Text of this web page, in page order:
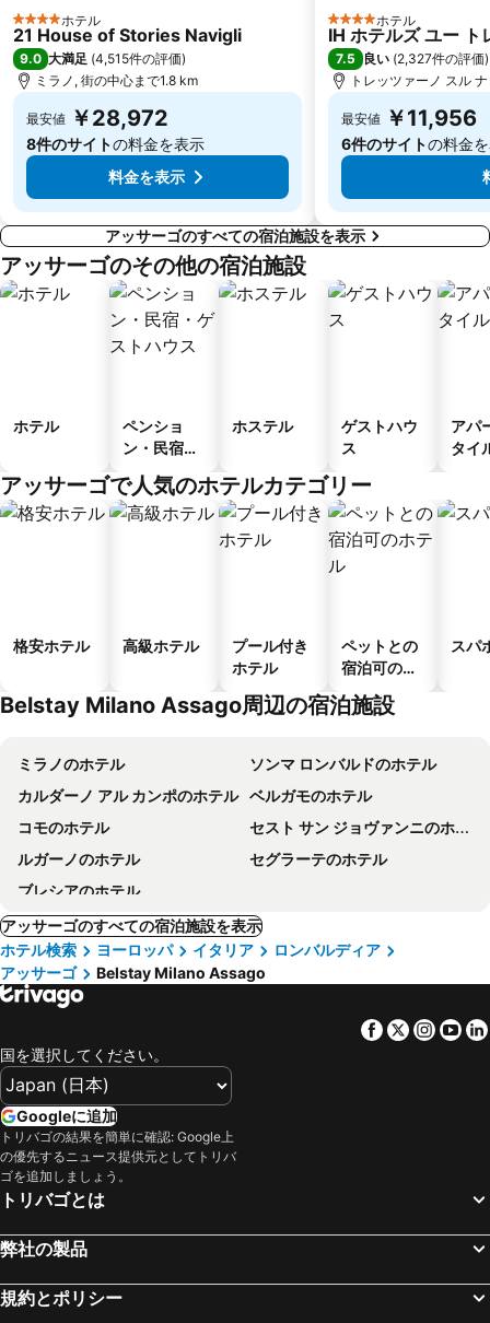
Assago Milanofiori Nord Metro Station
Porta Magenta
San Siro Stadio Metro Station
Lampugnano
Isola
Lambrate
Forlanini Park
フィエラミラノ - ロー
4 ホテルのランク
ホテル
21 House of Stories Navigli
9.0 大満足 (4,515件の評価)
ミラノ, 街の中心まで1.8 km
最安値 ￥28,972
8件のサイトの料金を表示
料金を表示
4 ホテルのランク
ホテル
IH ホテルズ ユー ト
7.5 良い (2,327件の評価)
トレッツァーノ スル
最安値 ￥11,956
6件のサイトの料金
アッサーゴのすべての宿泊施設を表示
アッサーゴのその他の宿泊施設
ホテル
ペンショ
ン・民宿・
ス
ホステル
ゲストハウ
ス
アパ
タイ
アッサーゴで人気のホテルカテゴリー
格安ホテル 高級ホテル
プール付き
ホテル
ペットとの
宿泊可のホ
テル
スパ
Belstay Milano Assago周辺の宿泊施設
ミラノのホテル
ソンマ ロンバルドのホテル
カルダーノ アル カンポのホテル ベルガモのホテル
コモのホテル
セスト サン ジョヴァンニのホテル
ルガーノのホテル
セグラーテのホテル
ブレシアのホテル
アッサーゴのすべての宿泊施設を表示
ホテル検索
ヨーロッパ イタリア
ロンバルディア
アッサーゴ
Belstay Milano Assago
Facebook
Twitter
国を選択してください。
Googleに追加
トリバゴの結果を簡単に確認: Google上
の優先するニュース提供元としてトリバ
ゴを追加しましょう。
トリバゴとは
弊社の製品
規約とポリシー